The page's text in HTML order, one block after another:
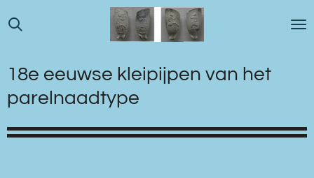
Ga
direct
de
hoofdinhoud
18e eeuwse kleipijpen van het
parelnaadtype